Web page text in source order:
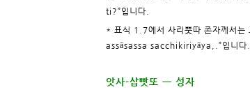
ti?”입니다.
* 표식 1.7에서 사리뿟따 존자께서는
assāsassa sacchikiriyāya,.”입니다.
앗사-삽빳또 ㅡ 성자